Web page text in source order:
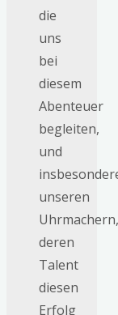
die
uns
bei
diesem
Abenteuer
begleiten,
und
unseren
Uhrmachern,
deren
Talent
diesen
Erfolg